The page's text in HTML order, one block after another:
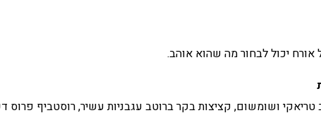
יכול לבחור מה שהוא אוהב.
טריאקי ושומשום, קציצות בקר ברוטב עגבניות עשיר, רוסטביף פרוס